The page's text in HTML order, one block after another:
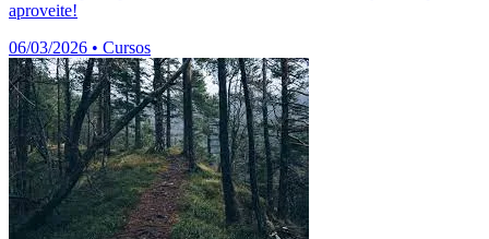
aproveite!
06/03/2026 • Cursos